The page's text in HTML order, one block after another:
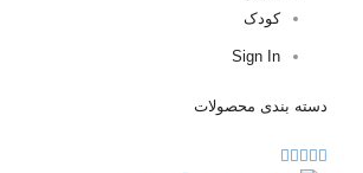
کودک
Sign In
دسته بندی محصولات